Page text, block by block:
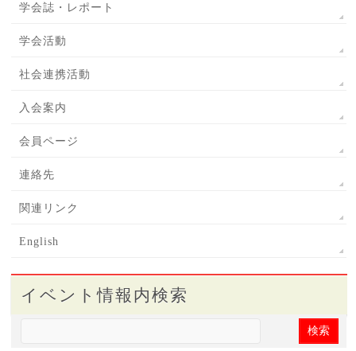
学会誌・レポート
学会活動
社会連携活動
入会案内
会員ページ
連絡先
関連リンク
English
イベント情報内検索